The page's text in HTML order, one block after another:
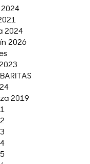
2024
2026
2019